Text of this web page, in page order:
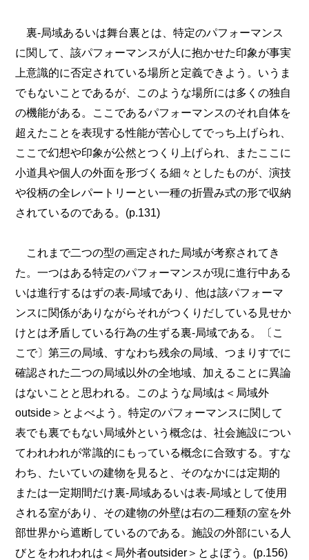
裏‐局域あるいは舞台裏とは、特定のパフォーマンス
に関して、該パフォーマンスが人に抱かせた印象が事実
上意識的に否定されている場所と定義できよう。いうま
でもないことであるが、このような場所には多くの独自
の機能がある。ここであるパフォーマンスのそれ自体を
超えたことを表現する性能が苦心してでっち上げられ、
ここで幻想や印象が公然とつくり上げられ、またここに
小道具や個人の外面を形づくる細々としたものが、演技
や役柄の全レパートリーとい一種の折畳み式の形で収納
されているのである。(p.131)
これまで二つの型の画定された局域が考察されてき
た。一つはある特定のパフォーマンスが現に進行中ある
いは進行するはずの表‐局域であり、他は該パフォーマ
ンスに関係がありながらそれがつくりだしている見せか
けとは矛盾している行為の生ずる裏‐局域である。〔こ
こで〕第三の局域、すなわち残余の局域、つまりすでに
確認された二つの局域以外の全地域、加えることに異論
はないことと思われる。このような局域は＜局域外
outside＞とよべよう。特定のパフォーマンスに関して
表でも裏でもない局域外という概念は、社会施設につい
てわれわれが常識的にもっている概念に合致する。すな
わち、たいていの建物を見ると、そのなかには定期的
または一定期間だけ裏‐局域あるいは表‐局域として使用
される室があり、その建物の外壁は右の二種類の室を外
部世界から遮断しているのである。施設の外部にいる人
びとをわれわれは＜局外者outsider＞とよぼう。(p.156)